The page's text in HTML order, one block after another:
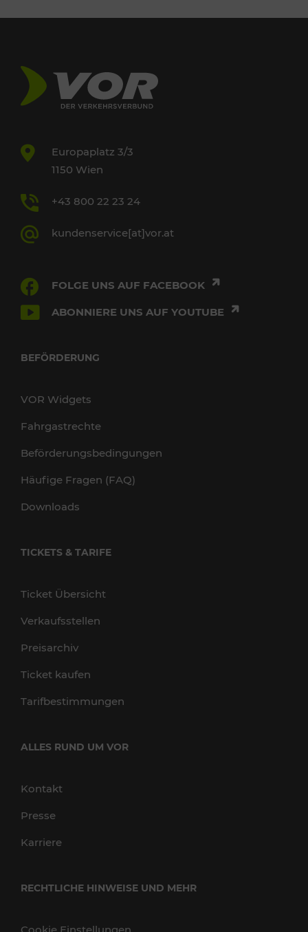
Europaplatz 3/3
1150 Wien
+43 800 22 23 24
kundenservice[at]vor.at
FOLGE UNS AUF FACEBOOK
ABONNIERE UNS AUF YOUTUBE
BEFÖRDERUNG
VOR Widgets
Fahrgastrechte
Beförderungsbedingungen
Häufige Fragen (FAQ)
Downloads
TICKETS & TARIFE
Ticket Übersicht
Verkaufsstellen
Preisarchiv
Ticket kaufen
Tarifbestimmungen
ALLES RUND UM VOR
Kontakt
Presse
Karriere
RECHTLICHE HINWEISE UND MEHR